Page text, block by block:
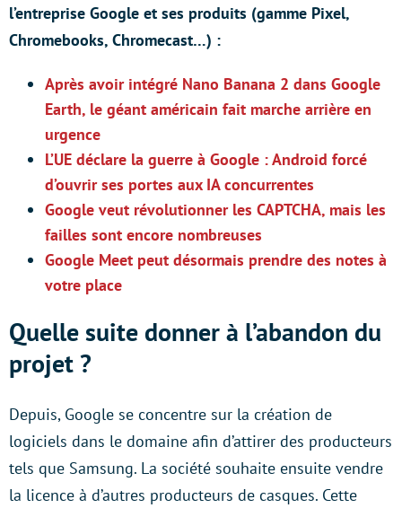
l’entreprise Google et ses produits (gamme Pixel,
Chromebooks, Chromecast…) :
Après avoir intégré Nano Banana 2 dans Google
Earth, le géant américain fait marche arrière en
urgence
L’UE déclare la guerre à Google : Android forcé
d’ouvrir ses portes aux IA concurrentes
Google veut révolutionner les CAPTCHA, mais les
failles sont encore nombreuses
Google Meet peut désormais prendre des notes à
votre place
Quelle suite donner à l’abandon du
projet ?
Depuis, Google se concentre sur la création de
logiciels dans le domaine afin d’attirer des producteurs
tels que Samsung. La société souhaite ensuite vendre
la licence à d’autres producteurs de casques. Cette